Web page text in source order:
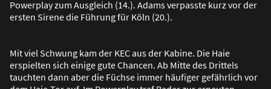
Powerplay zum Ausgleich (14.). Adams verpasste kurz vor der
ersten Sirene die Führung für Köln (20.).
Mit viel Schwung kam der KEC aus der Kabine. Die Haie
erspielten sich einige gute Chancen. Ab Mitte des Drittels
tauchten dann aber die Füchse immer häufiger gefährlich vor